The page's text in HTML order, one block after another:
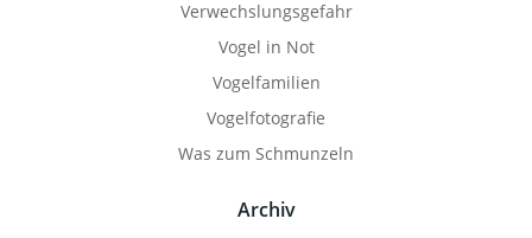
Verwechslungsgefahr
Vogel in Not
Vogelfamilien
Vogelfotografie
Was zum Schmunzeln
Archiv